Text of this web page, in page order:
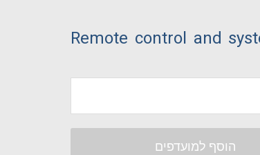
Remote control and
הוסף למועדפים